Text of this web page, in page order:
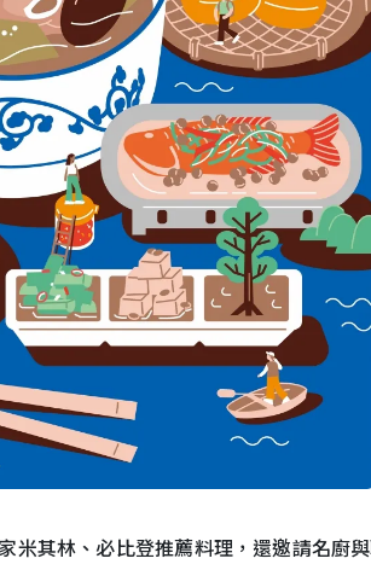
其林、必比登推薦料理，還邀請名廚